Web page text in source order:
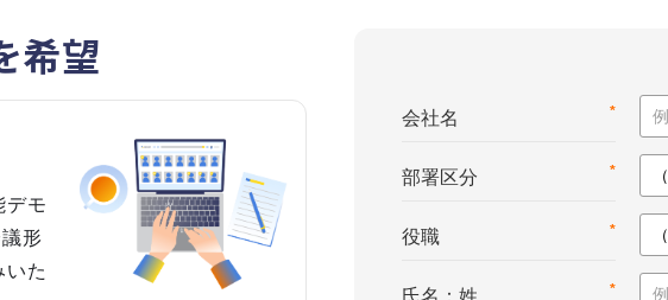
希望
モ
形
た
*
会社名
*
部署区分
*
役職
*
氏名：姓